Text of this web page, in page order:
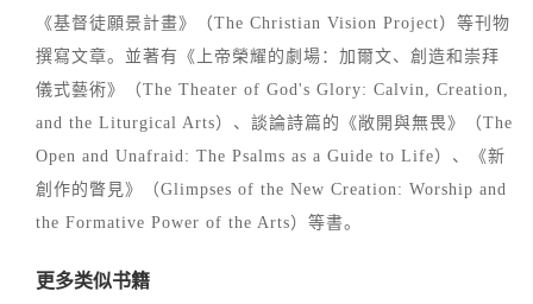
《基督徒願景計畫》（The Christian Vision Project）等刊物
撰寫文章。並著有《上帝榮耀的劇場：加爾文、創造和崇拜
儀式藝術》（The Theater of God's Glory: Calvin, Creation,
and the Liturgical Arts）、談論詩篇的《敞開與無畏》（The
Open and Unafraid: The Psalms as a Guide to Life）、《新
創作的瞥見》（Glimpses of the New Creation: Worship and
the Formative Power of the Arts）等書。
更多类似书籍